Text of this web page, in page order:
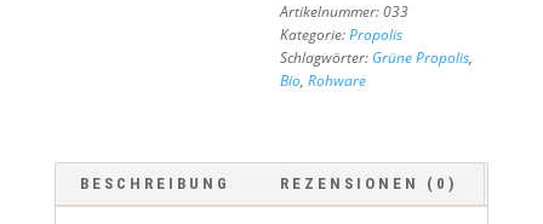
Artikelnummer:033
Kategorie:Propolis
Schlagwörter: Grüne Propolis,
Bio,Rohware
BESCHREIBUNG REZENSIONEN (0)